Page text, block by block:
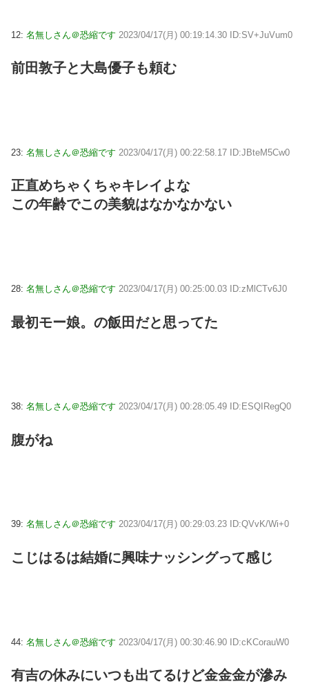
12: 名無しさん＠恐縮です 2023/04/17(月) 00:19:14.30 ID:SV+JuVum0
前田敦子と大島優子も頼む
23: 名無しさん＠恐縮です 2023/04/17(月) 00:22:58.17 ID:JBteM5Cw0
正直めちゃくちゃキレイよな
この年齢でこの美貌はなかなかない
28: 名無しさん＠恐縮です 2023/04/17(月) 00:25:00.03 ID:zMlCTv6J0
最初モー娘。の飯田だと思ってた
38: 名無しさん＠恐縮です 2023/04/17(月) 00:28:05.49 ID:ESQIRegQ0
腹がね
39: 名無しさん＠恐縮です 2023/04/17(月) 00:29:03.23 ID:QVvK/Wi+0
こじはるは結婚に興味ナッシングって感じ
44: 名無しさん＠恐縮です 2023/04/17(月) 00:30:46.90 ID:cKCorauW0
有吉の休みにいつも出てるけど金金金が滲み